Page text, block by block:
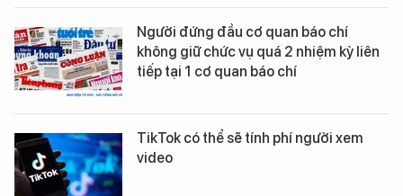
Người đứng đầu cơ quan báo chí
không giữ chức vụ quá 2 nhiệm kỳ liên
tiếp tại 1 cơ quan báo chí
TikTok có thể sẽ tính phí người xem
video